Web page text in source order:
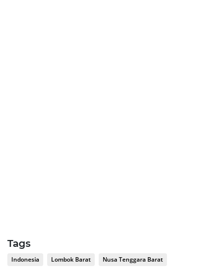
Tags
Indonesia Lombok Barat Nusa Tenggara Barat